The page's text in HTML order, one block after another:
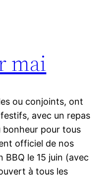
mai
ou conjoints, ont
avec un repas
bonheur pour tous
officiel de nos
BBQ le 15 juin (avec
à tous les